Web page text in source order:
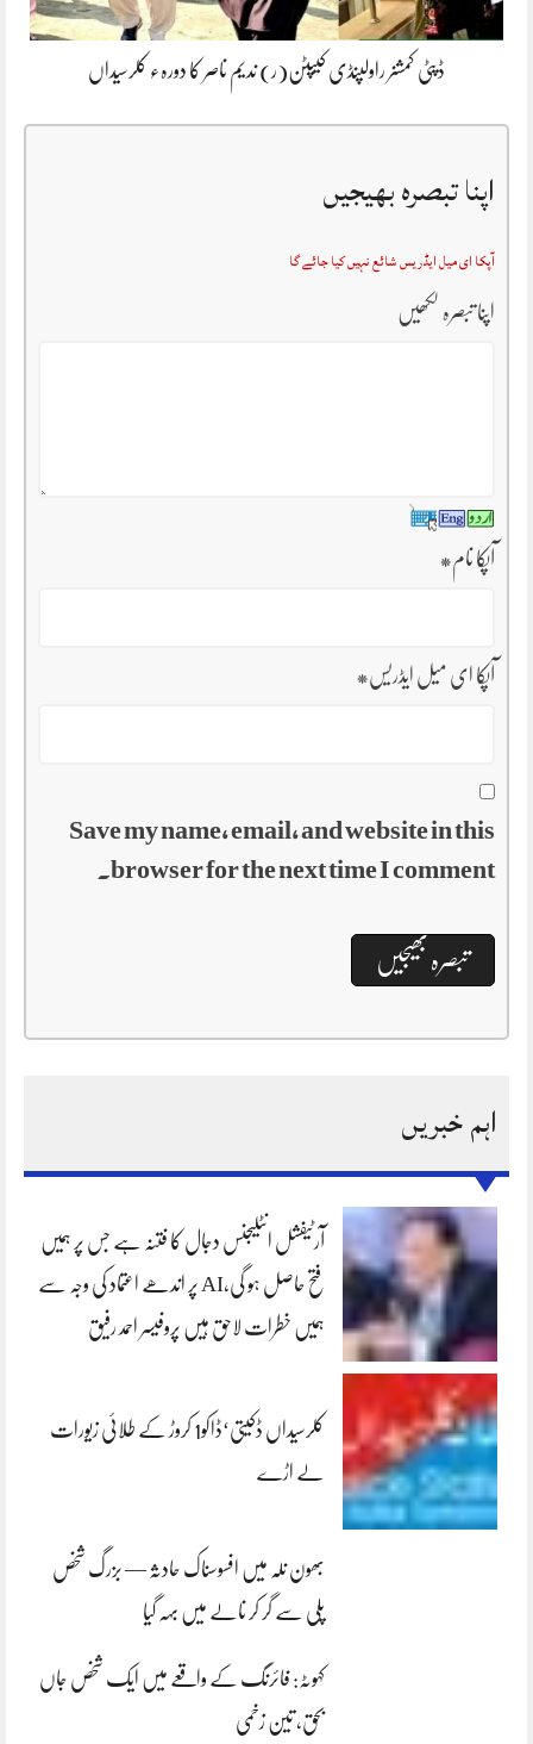
ڈپٹی کمشنر راولپنڈی کیپٹن(ر) ندیم ناصر کا دورہء کلرسیداں
اپنا تبصرہ بھیجیں
آپکا ای میل ایڈریس شائع نہیں کیا جائے گا
اپنا تبصرہ لکھیں
آپکا نام*
آپکا ای میل ایڈریس*
Save my name, email, and website in this
browser for the next time I comment.
اہم خبریں
آرٹیفشل انٹلیجنس دجال کا فتنہ ہے جس پر ہمیں
فتح حاصل ہو گی،AI پر اندھے اعتماد کی وجہ سے
ہمیں خطرات لاحق ہیں پروفیسر احمد رفیق
کلرسیداں ڈکیتی‘ڈاکو1 کروڑ کے طلائی زیورات
لے اڑے
بھون نلہ میں افسوسناک حادثہ — بزرگ شخص
پلی سے گر کر نالے میں بہہ گیا
کہوٹہ: فائرنگ کے واقعے میں ایک شخص جاں
بحق، تین زخمی